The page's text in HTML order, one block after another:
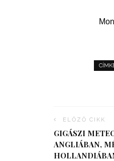
ELŐZŐ CIKK
GIGÁSZI
ANGLIÁBAN,